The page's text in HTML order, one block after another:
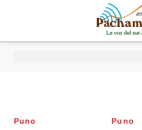
Puno Puno